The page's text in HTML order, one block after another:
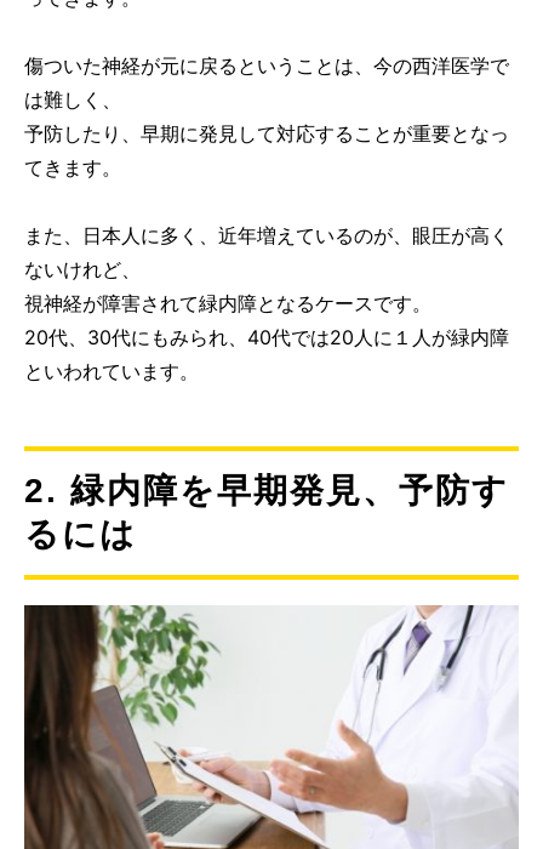
傷ついた神経が元に戻るということは、今の西洋医学で
は難しく、
予防したり、早期に発見して対応することが重要となっ
てきます。
また、日本人に多く、近年増えているのが、眼圧が高く
ないけれど、
視神経が障害されて緑内障となるケースです。
20代、30代にもみられ、40代では20人に１人が緑内障
といわれています。
2. 緑内障を早期発見、予防す
るには